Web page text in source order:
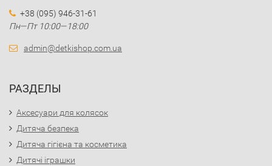
+38 (095) 946-31-61
Пн—Пт 10:00—18:00
admin@detkishop.com.ua
РАЗДЕЛЫ
Аксесуари для колясок
Дитяча безпека
Дитяча гігієна та косметика
Дитячі іграшки